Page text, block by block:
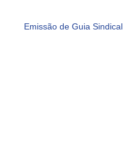
Emissão de Guia Sindical